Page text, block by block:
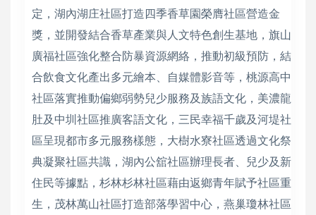
定，湖內湖庄社區打造四季香草園榮膺社區營造金
獎，並開發結合香草產業與人文特色創生基地，旗山
廣福社區強化整合防暴資源網絡，推動初級預防，結
合飲食文化產出多元繪本、自媒體影音等，桃源高中
社區落實推動偏鄉弱勢兒少服務及族語文化，美濃龍
肚及中圳社區推廣客語文化，三民幸福千歲及河堤社
區呈現都市多元服務樣態，大樹水寮社區透過文化祭
典凝聚社區共識，湖內公舘社區辦理長者、兒少及新
住民等據點，杉林杉林社區藉由返鄉青年賦予社區重
生，茂林萬山社區打造部落學習中心，燕巢瓊林社區